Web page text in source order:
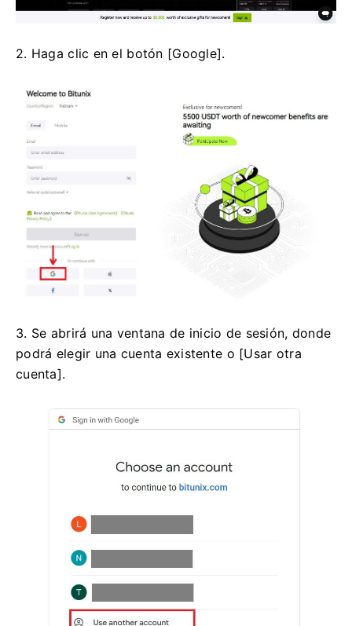
2. Haga clic en el botón [Google].
3. Se abrirá una ventana de inicio de sesión, donde
podrá elegir una cuenta existente o [Usar otra
cuenta].